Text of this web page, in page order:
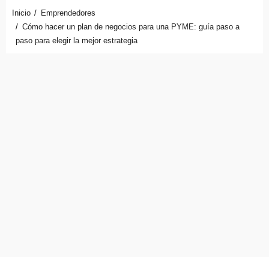
Inicio
Emprendedores
Cómo hacer un plan de negocios para una PYME: guía paso a
paso para elegir la mejor estrategia